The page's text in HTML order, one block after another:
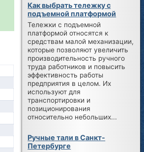
Как выбрать тележку с
подъемной платформой
Тележки с подъемной
платформой относятся к
средствам малой механизации,
которые позволяют увеличить
производительность ручного
труда работников и повысить
эффективность работы
предприятия в целом. Их
используют для
транспортировки и
позиционирования
относительно небольших...
Ручные тали в Санкт-
Петербурге